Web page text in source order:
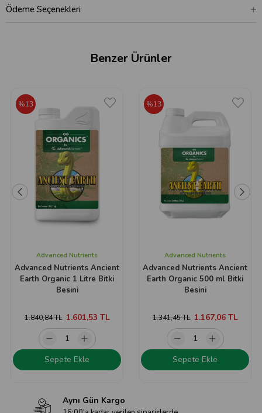
Ödeme Seçenekleri
Benzer Ürünler
Advanced Nutrients
Advanced Nutrients Ancient
Earth Organic 1 Litre Bitki
Besini
1.601,53 TL
1.840,84 TL
%13
Sepete Ekle
Advanced Nutrients
Advanced Nutrients Ancient
Earth Organic 500 ml Bitki
Besini
1.167,06 TL
1.341,45 TL
%13
Sepete Ekle
Aynı Gün Kargo